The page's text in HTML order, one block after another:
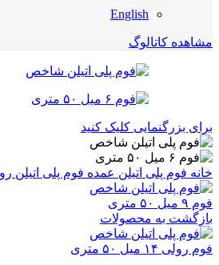
English
مشاهده کاتالوگ
برای بزرگنمایی کلیک کنید
خانه فوم پلی اتیلن عمده فوم پلی اتیلن
فوم ۹ میل ۵۰ متری
بازگشت به محصولات
فوم رولی ۱۴ میل ۵۰ متری